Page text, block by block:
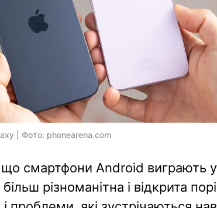
| Фото: phonearena.com
смартфони Android виграють
різноманітна і відкрита